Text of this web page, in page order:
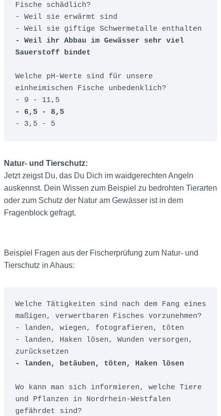
Fische schädlich?
- Weil sie erwärmt sind
- Weil ihr Abbau im Gewässer sehr viel
Sauerstoff bindet
Welche pH-Werte sind für unsere
einheimischen Fische unbedenklich?
- 6,5 - 8,5
- 3,5 - 5
Natur- und Tierschutz:
Jetzt zeigst Du, das Du Dich im waidgerechten Angeln
auskennst. Dein Wissen zum Beispiel zu bedrohten Tierarten
oder zum Schutz der Natur am Gewässer ist in dem
Fragenblock gefragt.
Beispiel Fragen aus der Fischerprüfung zum Natur- und
Tierschutz in Ahaus:
Welche Tätigkeiten sind nach dem Fang eines
maßigen, verwertbaren Fisches vorzunehmen?
- landen, wiegen, fotografieren, töten
- landen, Haken lösen, Wunden versorgen,
zurücksetzen
Wo kann man sich informieren, welche Tiere
und Pflanzen in Nordrhein-Westfalen
gefährdet sind?